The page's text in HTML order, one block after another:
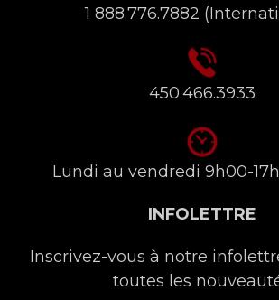
1 888.776.7882
450.466.3933
Lundi au vendredi 9h00-
INFOLETTRE
Inscrivez-vous à notre
toutes les